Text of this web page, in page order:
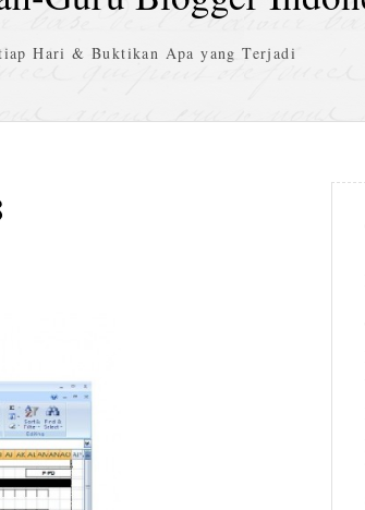
Hari & Buktikan Apa yang Terjadi